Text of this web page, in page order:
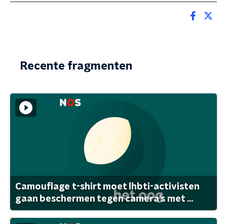
Recente fragmenten
Camouflage t-shirt moet lhbti-activisten
gaan beschermen tegen camera's met ...